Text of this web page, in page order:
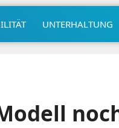
UNTERHALTUNG